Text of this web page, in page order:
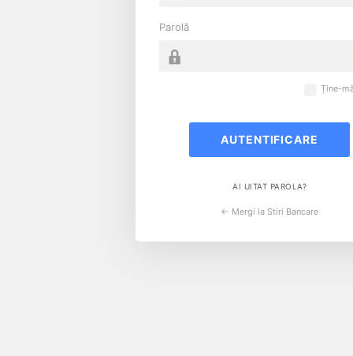
Parolă
Ține-
AI UITAT PAROLA?
← Mergi la Stiri Bancare